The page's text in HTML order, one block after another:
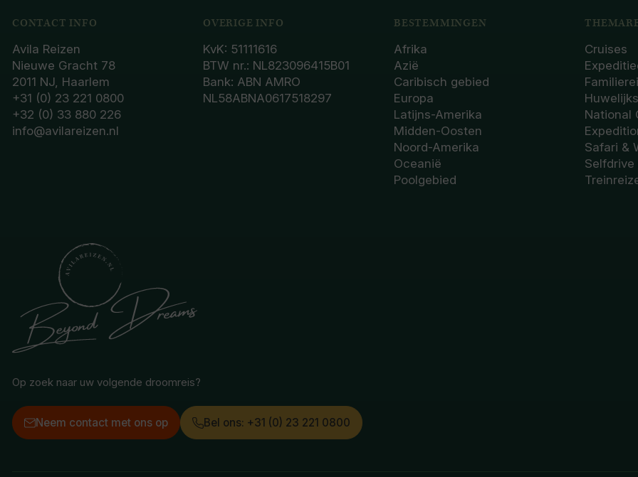
CONTACT INFO
Avila Reizen
Nieuwe Gracht 78
2011 NJ, Haarlem
+31 (0) 23 221 0800
+32 (0) 33 880 226
info@avilareizen.nl
OVERIGE INFO
KvK: 51111616
BTW nr.: NL823096415B01
Bank: ABN AMRO
NL58ABNA0617518297
BESTEMMINGEN
Afrika
Azië
Caribisch gebied
Europa
Latijns-Amerika
Midden-Oosten
Noord-Amerika
Oceanië
Poolgebied
Cruises
National
Safari &
Selfdrive
Op zoek naar uw volgende droomreis?
Neem contact met ons op Bel ons: +31 (0) 23 221 0800